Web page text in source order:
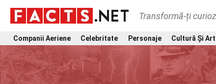
Transformă-ți
Companii Aeriene Celebritate Personaje Cultură Și